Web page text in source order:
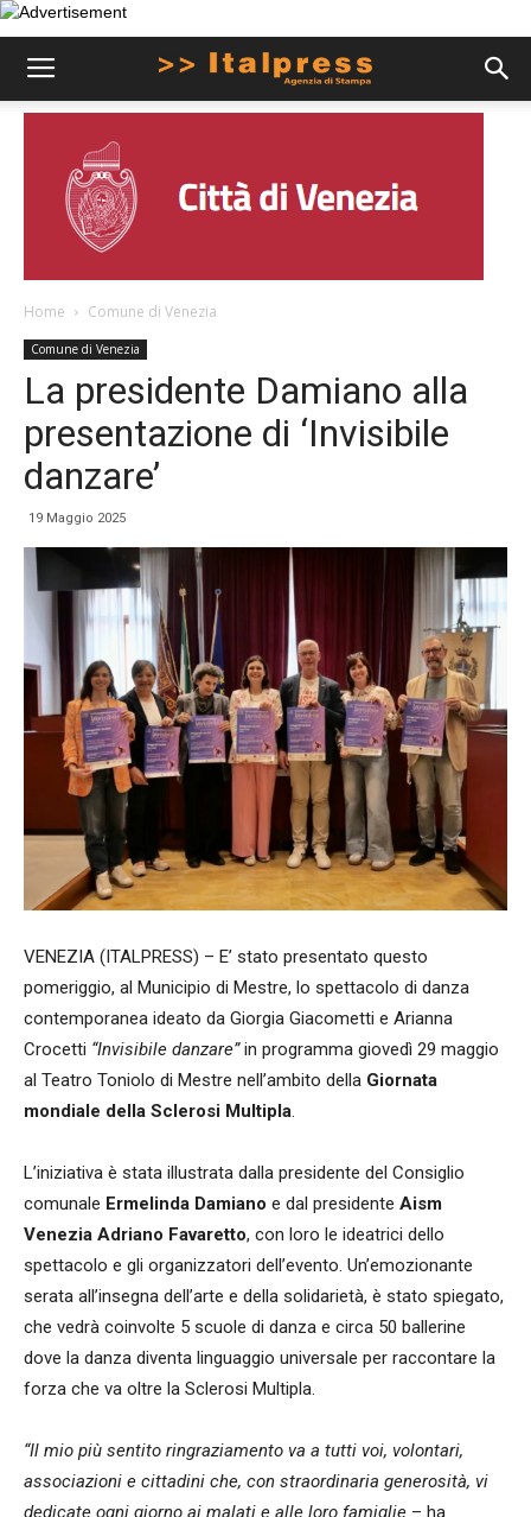
Home Comune di Venezia
Comune di Venezia
La presidente Damiano alla
presentazione di ‘Invisibile
danzare’
19 Maggio 2025
VENEZIA (ITALPRESS) – E’ stato presentato questo
pomeriggio, al Municipio di Mestre, lo spettacolo di danza
contemporanea ideato da Giorgia Giacometti e Arianna
Crocetti “Invisibile danzare”in programma giovedì 29 maggio
al Teatro Toniolo di Mestre nell’ambito della Giornata
mondiale della Sclerosi Multipla.
L’iniziativa è stata illustrata dalla presidente del Consiglio
comunale Ermelinda Damiano e dal presidente Aism
Venezia Adriano Favaretto, con loro le ideatrici dello
spettacolo e gli organizzatori dell’evento. Un’emozionante
serata all’insegna dell’arte e della solidarietà, è stato spiegato,
che vedrà coinvolte 5 scuole di danza e circa 50 ballerine
dove la danza diventa linguaggio universale per raccontare la
forza che va oltre la Sclerosi Multipla.
“Il mio più sentito ringraziamento va a tutti voi, volontari,
associazioni e cittadini che, con straordinaria generosità, vi
dedicate ogni giorno ai malati e alle loro famiglie – ha